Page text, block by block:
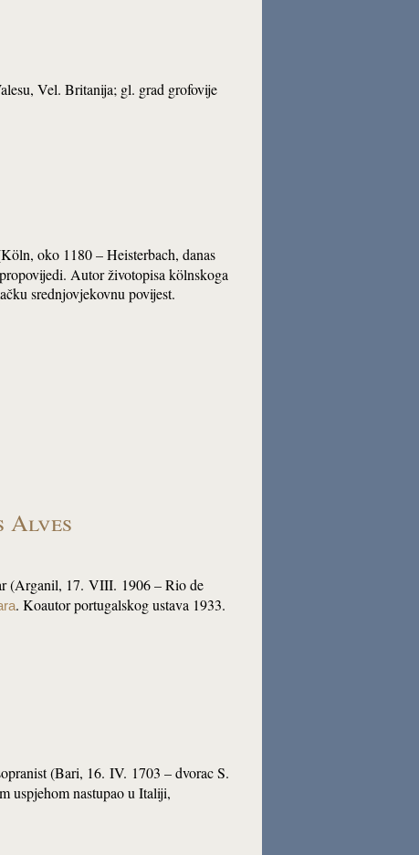
Vel. Britanija; gl. grad grofovije
oko 1180 – Heisterbach, danas
Autor životopisa kölnskoga
srednjovjekovnu povijest.
Alves
(Arganil, 17. VIII. 1906 – Rio de
. Koautor portugalskog ustava 1933.
(Bari, 16. IV. 1703 – dvorac S.
uspjehom nastupao u Italiji,